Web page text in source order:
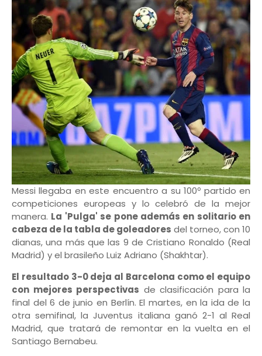
Messi llegaba en este encuentro a su 100º partido en
competiciones europeas y lo celebró de la mejor
manera. La 'Pulga' se pone además en solitario en
cabeza de la tabla de goleadores del torneo, con 10
dianas, una más que las 9 de Cristiano Ronaldo (Real
Madrid) y el brasileño Luiz Adriano (Shakhtar).
El resultado 3-0 deja al Barcelona como el equipo
con mejores perspectivas de clasificación para la
final del 6 de junio en Berlín. El martes, en la ida de la
otra semifinal, la Juventus italiana ganó 2-1 al Real
Madrid, que tratará de remontar en la vuelta en el
Santiago Bernabeu.